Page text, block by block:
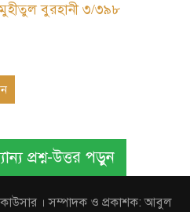
বুরহানী ৩/৩৯৮
প্রশ্ন-উত্তর পড়ুন
। সম্পাদক ও প্রকাশক: আবুল